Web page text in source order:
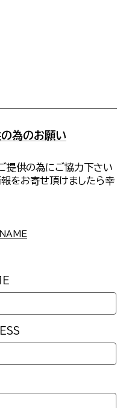
為のお願い
提供の為にご協力下さい
をお寄せ頂けましたら幸